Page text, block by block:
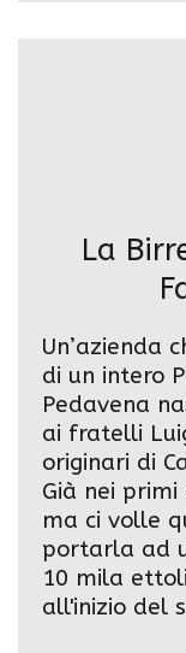
La
Un’azienda
di un intero
Pedavena
ai fratelli
originari di
Già nei primi
ma ci volle
portarla ad
10 mila
all'inizio del